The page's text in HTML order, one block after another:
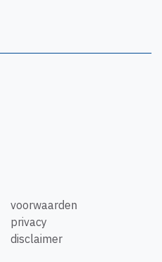
voorwaarden
privacy
disclaimer